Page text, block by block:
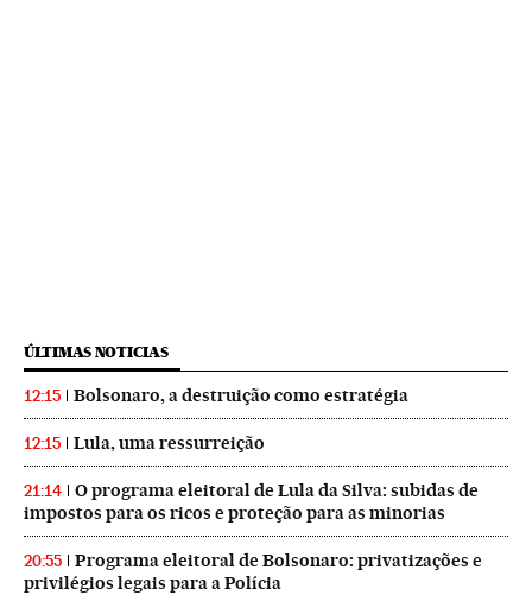
ÚLTIMAS NOTICIAS
12:15 Bolsonaro, a destruição como estratégia
12:15 Lula, uma ressurreição
21:14
O programa eleitoral de Lula da Silva: subidas de
impostos para os ricos e proteção para as minorias
20:55
Programa eleitoral de Bolsonaro: privatizações e
privilégios legais para a Polícia